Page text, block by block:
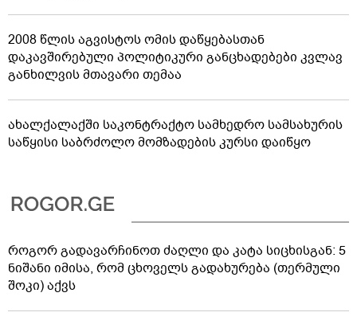
2008 წლის აგვისტოს ომის დაწყებასთან
დაკავშირებული პოლიტიკური განცხადებები კვლავ
განხილვის მთავარი თემაა
ახალქალაქში საკონტრაქტო სამხედრო სამსახურის
საწყისი საბრძოლო მომზადების კურსი დაიწყო
როგორ გადავარჩინოთ ძაღლი და კატა სიცხისგან: 5
ნიშანი იმისა, რომ ცხოველს გადახურება (თერმული
შოკი) აქვს